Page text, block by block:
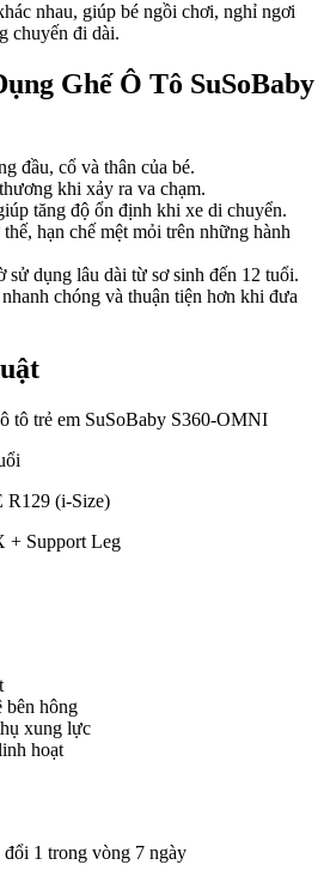
nhau, giúp bé ngồi chơi, nghỉ ngơi
chuyến đi dài.
Ghế Ô Tô SuSoBaby
đầu, cổ và thân của bé.
khi xảy ra va chạm.
tăng độ ổn định khi xe di chuyển.
hạn chế mệt mỏi trên những hành
sử dụng lâu dài từ sơ sinh đến 12 tuổi.
chóng và thuận tiện hơn khi đưa
tô trẻ em SuSoBaby S360-OMNI
R129 (i-Size)
+ Support Leg
bên hông
xung lực
hoạt
1 trong vòng 7 ngày